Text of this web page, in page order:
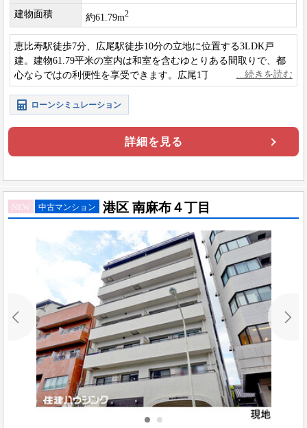
建物面積 約61.79m2
恵比寿駅徒歩7分、広尾駅徒歩10分の立地に位置する3LDK戸
建。建物61.79平米の室内は和室を含むゆとりある間取りで、都
心ならではの利便性を享受できます。広尾1丁目アドレスの落ち
着いた住環境も魅力の住まいです。
ローンシミュレーション
詳細を見る
NEW 中古マンション 港区 南麻布４丁目